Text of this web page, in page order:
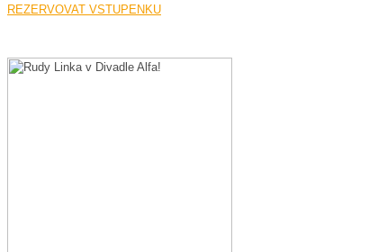
REZERVOVAT VSTUPENKU